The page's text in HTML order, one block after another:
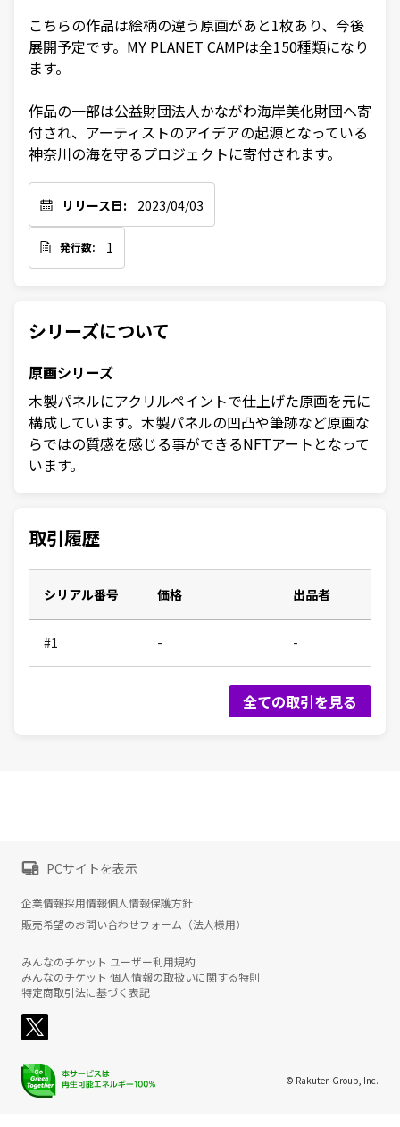
こちらの作品は絵柄の違う原画があと1枚あり、今後
展開予定です。MY PLANET CAMPは全150種類になり
ます。
作品の一部は公益財団法人かながわ海岸美化財団へ寄
付され、アーティストのアイデアの起源となっている
神奈川の海を守るプロジェクトに寄付されます。
リリース日: 2023/04/03
発行数: 1
シリーズについて
原画シリーズ
木製パネルにアクリルペイントで仕上げた原画を元に
構成しています。木製パネルの凹凸や筆跡など原画な
らではの質感を感じる事ができるNFTアートとなって
います。
取引履歴
シリアル番号 価格 出品者
#1 - -
全ての取引を見る
PCサイトを表示
企業情報採用情報個人情報保護方針
販売希望のお問い合わせフォーム（法人様用）
みんなのチケット ユーザー利用規約
みんなのチケット 個人情報の取扱いに関する特則
特定商取引法に基づく表記
© Rakuten Group, Inc.